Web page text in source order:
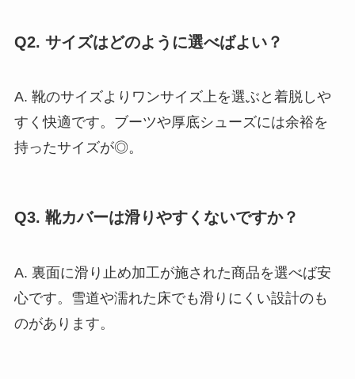
Q2. サイズはどのように選べばよい？
A. 靴のサイズよりワンサイズ上を選ぶと着脱しや
すく快適です。ブーツや厚底シューズには余裕を
持ったサイズが◎。
Q3. 靴カバーは滑りやすくないですか？
A. 裏面に滑り止め加工が施された商品を選べば安
心です。雪道や濡れた床でも滑りにくい設計のも
のがあります。